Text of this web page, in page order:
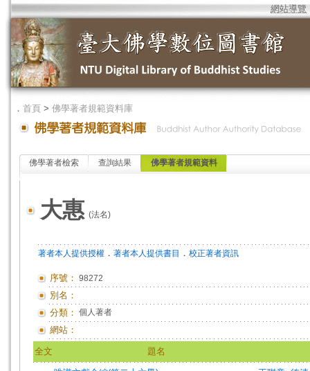
網站導覽
． 首頁 > 佛學著者規範資料庫
佛學著者檢索 查詢結果 佛學著者規範資料
大惠(法名)
著者本人提供授權 ． 著者本人提供書目 ． 校正著者資訊
序號： 98272
別名：
分類： 個人著者
網站：
全文 題名